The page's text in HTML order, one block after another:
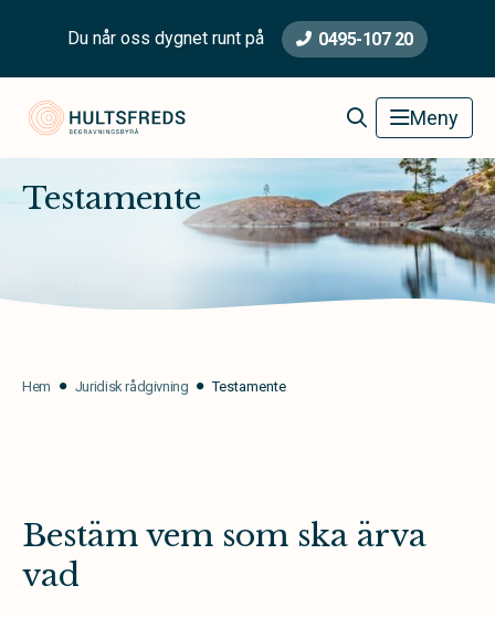
Du når oss dygnet runt på 0495-107 20
Hultsfred Begravningsbyrå Meny
Testamente
Hem Juridisk rådgivning Testamente
Bestäm vem som ska ärva
vad